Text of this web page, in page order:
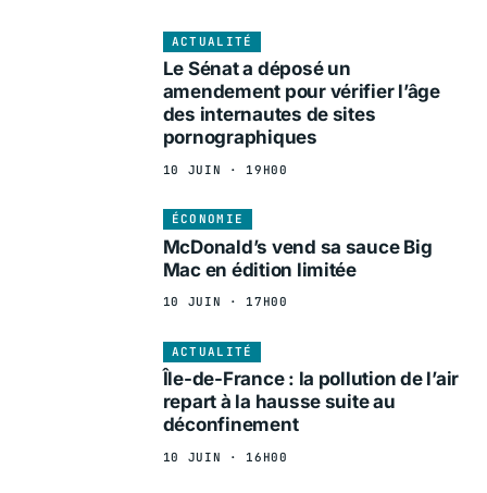
ACTUALITÉ
Le Sénat a déposé un
amendement pour vérifier l’âge
des internautes de sites
pornographiques
10 JUIN · 19H00
ÉCONOMIE
McDonald’s vend sa sauce Big
Mac en édition limitée
10 JUIN · 17H00
ACTUALITÉ
Île-de-France : la pollution de l’air
repart à la hausse suite au
déconfinement
10 JUIN · 16H00